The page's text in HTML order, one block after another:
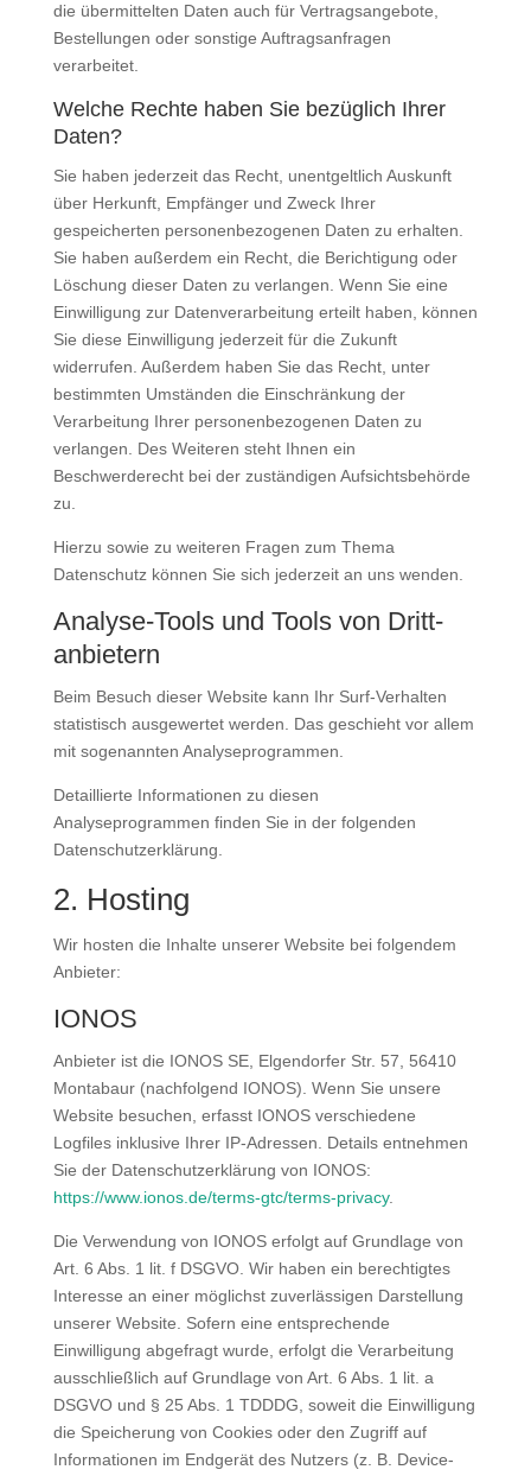
die übermittelten Daten auch für Vertragsangebote,
Bestellungen oder sonstige Auftragsanfragen
verarbeitet.
Welche Rechte haben Sie bezüglich Ihrer
Daten?
Sie haben jederzeit das Recht, unentgeltlich Auskunft
über Herkunft, Empfänger und Zweck Ihrer
gespeicherten personenbezogenen Daten zu erhalten.
Sie haben außerdem ein Recht, die Berichtigung oder
Löschung dieser Daten zu verlangen. Wenn Sie eine
Einwilligung zur Datenverarbeitung erteilt haben, können
Sie diese Einwilligung jederzeit für die Zukunft
widerrufen. Außerdem haben Sie das Recht, unter
bestimmten Umständen die Einschränkung der
Verarbeitung Ihrer personenbezogenen Daten zu
verlangen. Des Weiteren steht Ihnen ein
Beschwerderecht bei der zuständigen Aufsichtsbehörde
zu.
Hierzu sowie zu weiteren Fragen zum Thema
Datenschutz können Sie sich jederzeit an uns wenden.
Analyse-Tools und Tools von Dritt­
anbietern
Beim Besuch dieser Website kann Ihr Surf-Verhalten
statistisch ausgewertet werden. Das geschieht vor allem
mit sogenannten Analyseprogrammen.
Detaillierte Informationen zu diesen
Analyseprogrammen finden Sie in der folgenden
Datenschutzerklärung.
2. Hosting
Wir hosten die Inhalte unserer Website bei folgendem
Anbieter:
IONOS
Anbieter ist die IONOS SE, Elgendorfer Str. 57, 56410
Montabaur (nachfolgend IONOS). Wenn Sie unsere
Website besuchen, erfasst IONOS verschiedene
Logfiles inklusive Ihrer IP-Adressen. Details entnehmen
Sie der Datenschutzerklärung von IONOS:
https://www.ionos.de/terms-gtc/terms-privacy.
Die Verwendung von IONOS erfolgt auf Grundlage von
Art. 6 Abs. 1 lit. f DSGVO. Wir haben ein berechtigtes
Interesse an einer möglichst zuverlässigen Darstellung
unserer Website. Sofern eine entsprechende
Einwilligung abgefragt wurde, erfolgt die Verarbeitung
ausschließlich auf Grundlage von Art. 6 Abs. 1 lit. a
DSGVO und § 25 Abs. 1 TDDDG, soweit die Einwilligung
die Speicherung von Cookies oder den Zugriff auf
Informationen im Endgerät des Nutzers (z. B. Device-